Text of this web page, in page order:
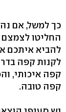
כך למשל, אם
החליטו לצמצם
להביא איתכם
לקנות קפה
קפה איכותי,
קפה טובה.